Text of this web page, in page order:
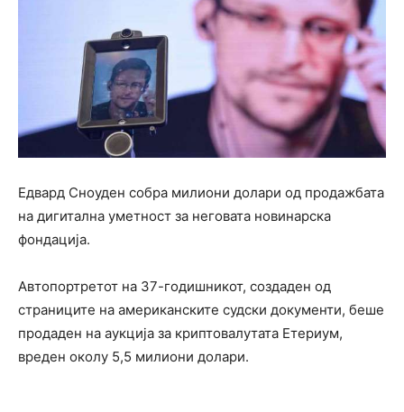
Едвард Сноуден собра милиони долари од продажбата
на дигитална уметност за неговата новинарска
фондација.
Автопортретот на 37-годишникот, создаден од
страниците на американските судски документи, беше
продаден на аукција за криптовалутата Етериум,
вреден околу 5,5 милиони долари.